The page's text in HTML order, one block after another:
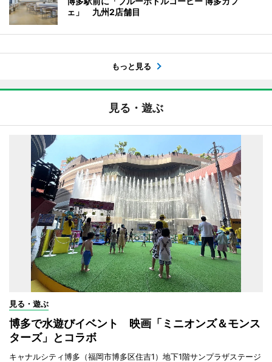
ェ」 九州2店舗目
もっと見る
見る・遊ぶ
見る・遊ぶ
博多で水遊びイベント 映画「ミニオンズ＆モンス
ターズ」とコラボ
キャナルシティ博多（福岡市博多区住吉1）地下1階サンプラザステージ